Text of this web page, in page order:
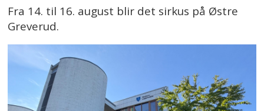
Fra 14. til 16. august blir det sirkus på Østre
Greverud.